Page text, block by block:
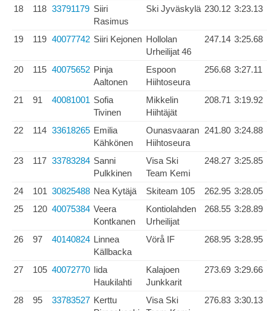
18 118 33791179 Siiri
Rasimus
Ski Jyväskylä 230.12 3:23.13
19 119 40077742 Siiri Kejonen Hollolan
Urheilijat 46
247.14 3:25.68
20 115 40075652 Pinja
Aaltonen
Espoon
Hiihtoseura
256.68 3:27.11
21 91 40081001 Sofia
Tivinen
Mikkelin
Hiihtäjät
208.71 3:19.92
22 114 33618265 Emilia
Kähkönen
Ounasvaaran
Hiihtoseura
241.80 3:24.88
23 117 33783284 Sanni
Pulkkinen
Visa Ski
Team Kemi
248.27 3:25.85
24 101 30825488 Nea Kytäjä Skiteam 105 262.95 3:28.05
25
120 40075384 Veera
Kontkanen
Kontiolahden
Urheilijat
268.55 3:28.89
26 97 40140824 Linnea
Källbacka
Vörå IF 268.95 3:28.95
27 105 40072770 Iida
Haukilahti
Kalajoen
Junkkarit
273.69 3:29.66
28 95 33783527 Kerttu
Visa Ski
276.83 3:30.13